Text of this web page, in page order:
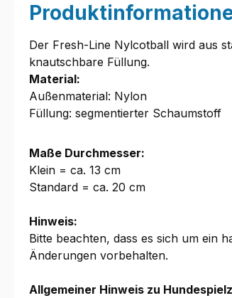
Der Fresh-Line Nylcotball wird aus
knautschbare Füllung.
Material:
Außenmaterial: Nylon
Füllung: segmentierter Schaumstoff
Maße Durchmesser:
Klein = ca. 13 cm
Standard = ca. 20 cm
Hinweis:
Bitte beachten, dass es sich um ein
Änderungen vorbehalten.
Allgemeiner Hinweis zu